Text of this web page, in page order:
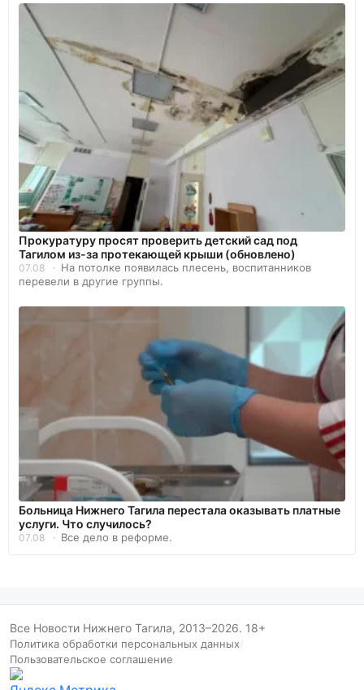
Прокуратуру просят проверить детский сад под
Тагилом из-за протекающей крыши (обновлено)
07.08
На потолке появилась плесень, воспитанников
перевели в другие группы.
Больница Нижнего Тагила перестала оказывать платные
услуги. Что случилось?
07.08 Все дело в реформе.
Все Новости Нижнего Тагила, 2013–2026. 18+
Политика обработки персональных данных/
Пользовательское соглашение